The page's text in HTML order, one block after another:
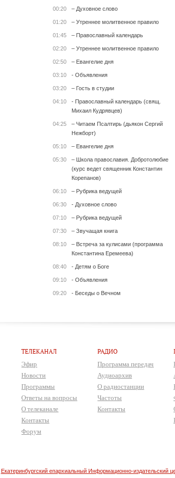
00:20 – Духовное слово
01:20 – Утреннее молитвенное правило
01:45 – Православный календарь
02:20 – Утреннее молитвенное правило
02:50 – Евангелие дня
03:10 - Объявления
03:20 – Гость в студии
04:10
- Православный календарь (свящ.
Михаил Кудрявцев)
04:25
– Читаем Псалтирь (дьякон Сергий
Нежборт)
05:10 – Евангелие дня
05:30
– Школа православия. Добротолюбие
(курс ведет священник Константин
Корепанов)
06:10 – Рубрика ведущей
06:30 - Духовное слово
07:10 – Рубрика ведущей
07:30 – Звучащая книга
08:10
– Встреча за кулисами (программа
Константина Еремеева)
08:40 - Детям о Боге
09:10 - Объявления
09:20 - Беседы о Вечном
ТЕЛЕКАНАЛ
Эфир
Новости
Программы
Ответы на вопросы
О телеканале
Контакты
Форум
РАДИО
Программа передач
Аудиоархив
О радиостанции
Частоты
Контакты
Екатеринбургский епархиальный Информационно-издательский